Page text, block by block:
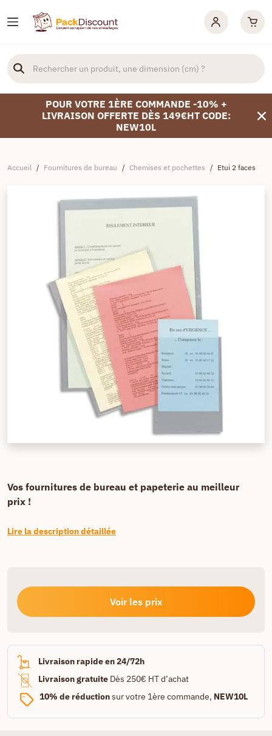
POUR VOTRE 1ÈRE COMMANDE -10% +
LIVRAISON OFFERTE DÈS 149€HT CODE:
NEW10L
Accueil / Fournitures de bureau / Chemises et pochettes / Etui 2 faces
Vos fournitures de bureau et papeterie au meilleur
prix !
Lire la description détaillée
Voir les prix
Livraison rapide en 24/72h
Livraison gratuite Dès 250€ HT d’achat
10% de réductionsur votre 1ère commande, NEW10L